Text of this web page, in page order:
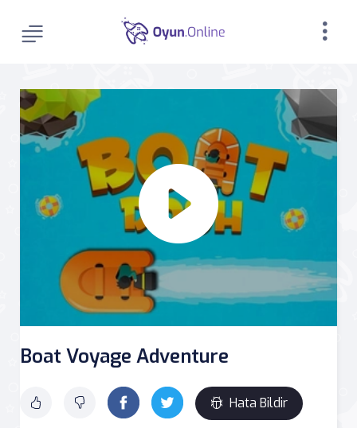
Boat Voyage Adventure
Hata Bildir